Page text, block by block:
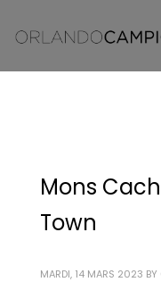
Mons
Town
MARDI, 14 MARS 2023 BY